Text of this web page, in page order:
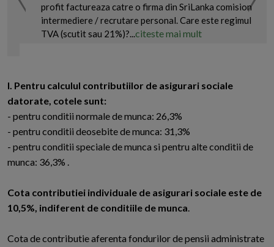
profit factureaza catre o firma din SriLanka comision
intermediere / recrutare personal. Care este regimul
TVA (scutit sau 21%)?...citeste mai mult
I. Pentru calculul contributiilor de asigurari sociale
datorate, cotele sunt:
- pentru conditii normale de munca: 26,3%
- pentru conditii deosebite de munca: 31,3%
- pentru conditii speciale de munca si pentru alte conditii de
munca: 36,3% .
Cota contributiei individuale de asigurari sociale este de
10,5%, indiferent de conditiile de munca.
Cota de contributie aferenta fondurilor de pensii administrate